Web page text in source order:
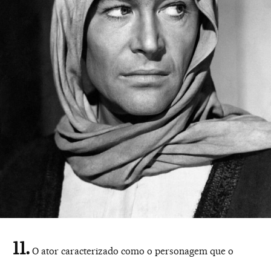
O ator caracterizado como o personagem que o